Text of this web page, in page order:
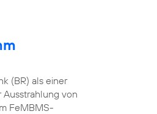
(BR) als einer
von
FeMBMS-